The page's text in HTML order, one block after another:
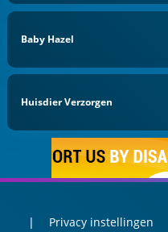
Baby Hazel
Huisdier Verzorgen
Privacy instellingen